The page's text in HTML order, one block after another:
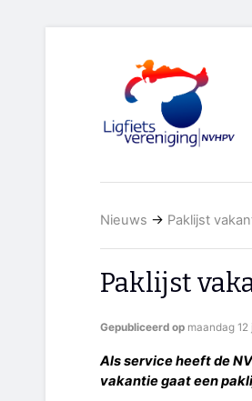
Nieuws → Paklijst
Paklijst
Gepubliceerd op maandag
Als service heeft de
vakantie gaat een